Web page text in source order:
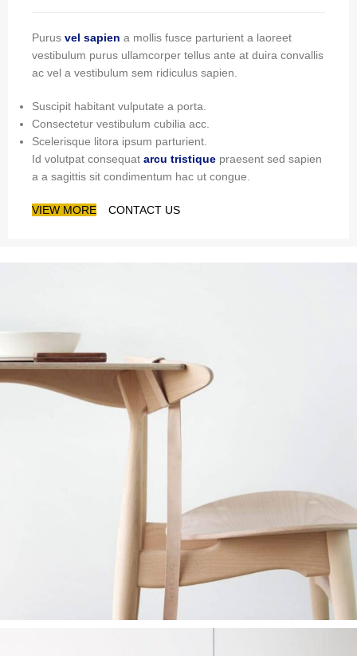
Purus vel sapien a mollis fusce parturient a laoreet
vestibulum purus ullamcorper tellus ante at duira convallis
ac vel a vestibulum sem ridiculus sapien.
Suscipit habitant vulputate a porta.
Consectetur vestibulum cubilia acc.
Scelerisque litora ipsum parturient.
Id volutpat consequat arcu tristique praesent sed sapien
a a sagittis sit condimentum hac ut congue.
VIEW MORE CONTACT US